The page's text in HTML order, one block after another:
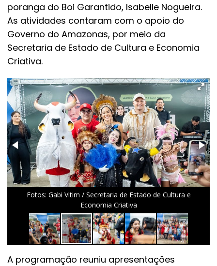
poranga do Boi Garantido, Isabelle Nogueira.
As atividades contaram com o apoio do
Governo do Amazonas, por meio da
Secretaria de Estado de Cultura e Economia
Criativa.
Fotos: Gabi Vitim / Secretaria de Estado de Cultura e
Economia Criativa
A programação reuniu apresentações